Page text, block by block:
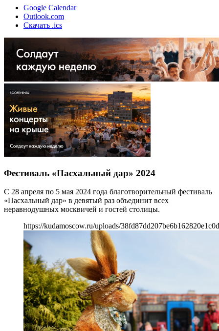
Google Calendar
Outlook.com
Скачать .ics
Фестиваль «Пасхальный дар» 2024
С 28 апреля по 5 мая 2024 года благотворительный фестиваль
«Пасхальный дар» в девятый раз объединит всех
неравнодушных москвичей и гостей столицы.
https://kudamoscow.ru/uploads/